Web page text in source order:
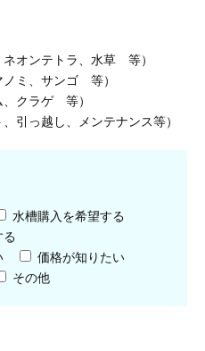
オンテトラ、水草 等）
ノミ、サンゴ 等）
、クラゲ 等）
引っ越し、メンテナンス等）
水槽購入を希望する
る
価格が知りたい
その他